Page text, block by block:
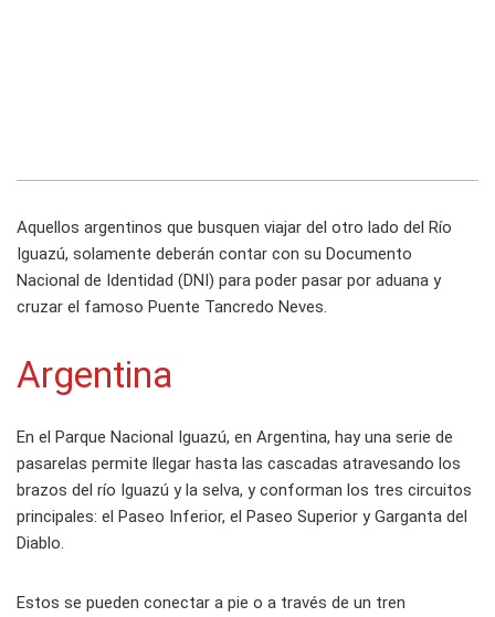
Aquellos argentinos que busquen viajar del otro lado del Río
Iguazú, solamente deberán contar con su Documento
Nacional de Identidad (DNI) para poder pasar por aduana y
cruzar el famoso Puente Tancredo Neves.
Argentina
En el Parque Nacional Iguazú, en Argentina, hay una serie de
pasarelas permite llegar hasta las cascadas atravesando los
brazos del río Iguazú y la selva, y conforman los tres circuitos
principales: el Paseo Inferior, el Paseo Superior y Garganta del
Diablo.
Estos se pueden conectar a pie o a través de un tren